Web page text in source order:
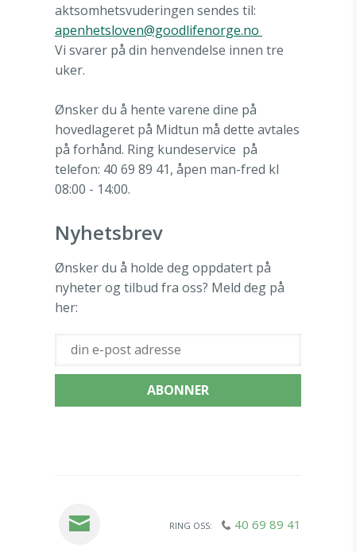
aktsomhetsvuderingen sendes til:
apenhetsloven@goodlifenorge.no
Vi svarer på din henvendelse innen tre
uker.
Ønsker du å hente varene dine på
hovedlageret på Midtun må dette avtales
på forhånd. Ring kundeservice på
telefon: 40 69 89 41, åpen man-fred kl
08:00 - 14:00.
Nyhetsbrev
Ønsker du å holde deg oppdatert på
nyheter og tilbud fra oss? Meld deg på
her:
RING OSS: 40 69 89 41